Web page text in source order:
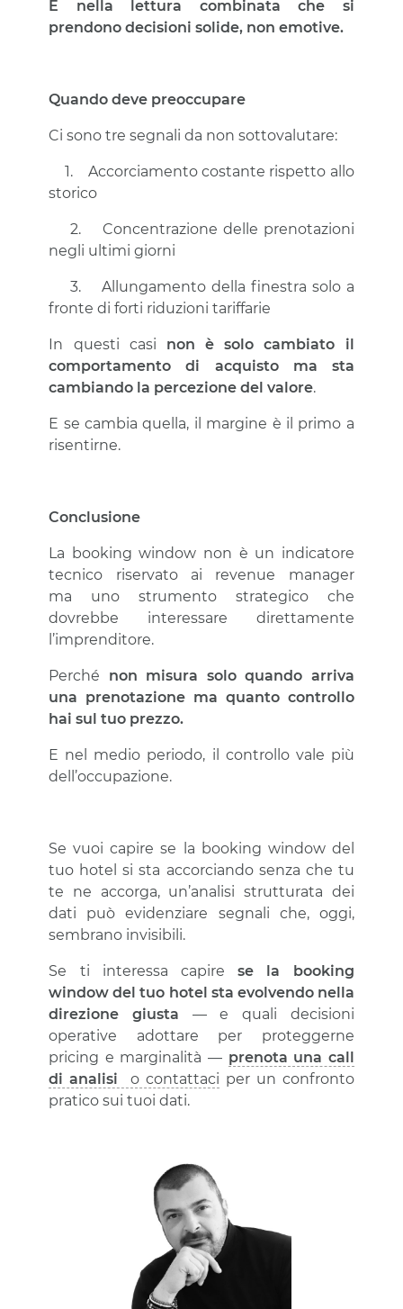
È nella lettura combinata che si
prendono decisioni solide, non emotive.
Quando deve preoccupare
Ci sono tre segnali da non sottovalutare:
1. Accorciamento costante rispetto allo
storico
2. Concentrazione delle prenotazioni
negli ultimi giorni
3. Allungamento della finestra solo a
fronte di forti riduzioni tariffarie
In questi casi non è solo cambiato il
comportamento di acquisto ma sta
cambiando la percezione del valore.
E se cambia quella, il margine è il primo a
risentirne.
Conclusione
La booking window non è un indicatore
tecnico riservato ai revenue manager
ma uno strumento strategico che
dovrebbe interessare direttamente
l’imprenditore.
Perché non misura solo quando arriva
una prenotazione ma quanto controllo
hai sul tuo prezzo.
E nel medio periodo, il controllo vale più
dell’occupazione.
Se vuoi capire se la booking window del
tuo hotel si sta accorciando senza che tu
te ne accorga, un’analisi strutturata dei
dati può evidenziare segnali che, oggi,
sembrano invisibili.
Se ti interessa capirese la booking
window del tuo hotel sta evolvendo nella
direzione giusta — e quali decisioni
operative adottare per proteggerne
pricing e marginalità — prenota una call
di analisi
o contattaci per un confronto
pratico sui tuoi dati.